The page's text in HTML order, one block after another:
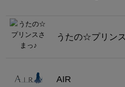
うたの☆プリン
AIR